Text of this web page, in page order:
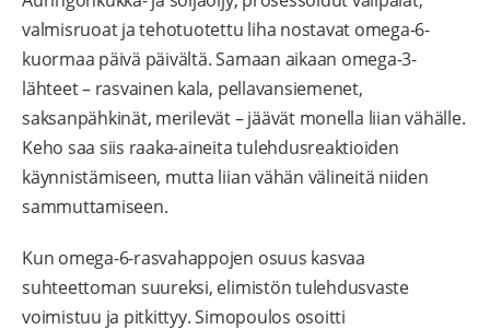
valmisruoat ja tehotuotettu liha nostavat omega-6-
kuormaa päivä päivältä. Samaan aikaan omega-3-
lähteet – rasvainen kala, pellavansiemenet,
saksanpähkinät, merilevät – jäävät monella liian vähälle.
Keho saa siis raaka-aineita tulehdusreaktioiden
käynnistämiseen, mutta liian vähän välineitä niiden
sammuttamiseen.
Kun omega-6-rasvahappojen osuus kasvaa
suhteettoman suureksi, elimistön tulehdusvaste
voimistuu ja pitkittyy. Simopoulos osoitti